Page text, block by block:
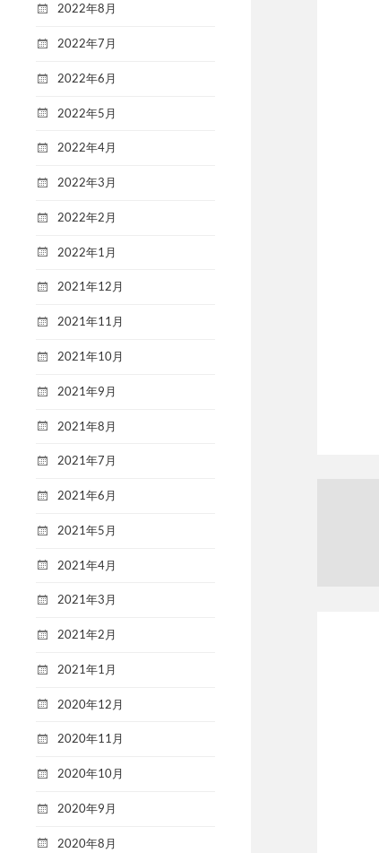
2022年8月
2022年7月
2022年6月
2022年5月
2022年4月
2022年3月
2022年2月
2022年1月
2021年12月
2021年11月
2021年10月
2021年9月
2021年8月
2021年7月
2021年6月
2021年5月
2021年4月
2021年3月
2021年2月
2021年1月
2020年12月
2020年11月
2020年10月
2020年9月
2020年8月